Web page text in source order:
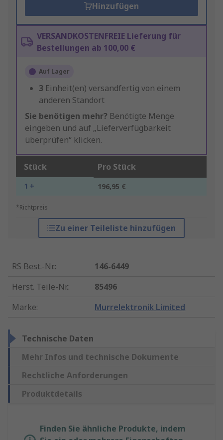
Hinzufügen
VERSANDKOSTENFREIE Lieferung für
Bestellungen ab 100,00 €
Auf Lager
3 Einheit(en) versandfertig von einem
anderen Standort
Sie benötigen mehr? Benötigte Menge
eingeben und auf „Lieferverfügbarkeit
überprüfen“ klicken.
Stück Pro Stück
1 + 196,95 €
*Richtpreis
Zu einer Teileliste hinzufügen
RS Best.-Nr.:
146-6449
Herst. Teile-Nr.:
85496
Marke: Murrelektronik Limited
Technische Daten
Mehr Infos und technische Dokumente
Rechtliche Anforderungen
Produktdetails
Finden Sie ähnliche Produkte, indem